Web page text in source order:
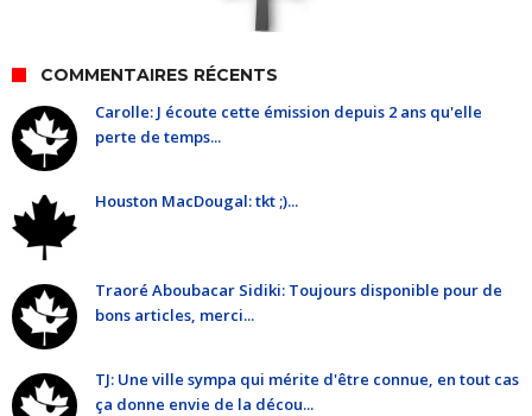
COMMENTAIRES RÉCENTS
Carolle: J écoute cette émission depuis 2 ans qu'elle
perte de temps...
Houston MacDougal: tkt ;)...
Traoré Aboubacar Sidiki: Toujours disponible pour de
bons articles, merci...
TJ: Une ville sympa qui mérite d'être connue, en tout cas
ça donne envie de la décou...